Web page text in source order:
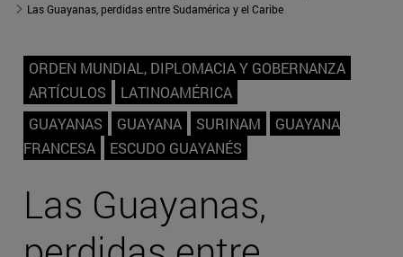
Las Guayanas, perdidas entre Sudamérica y el Caribe
ORDEN MUNDIAL, DIPLOMACIA Y GOBERNANZA
ARTÍCULOS
LATINOAMÉRICA
GUAYANAS
GUAYANA SURINAM
GUAYANA
FRANCESA
ESCUDO GUAYANÉS
Las Guayanas,